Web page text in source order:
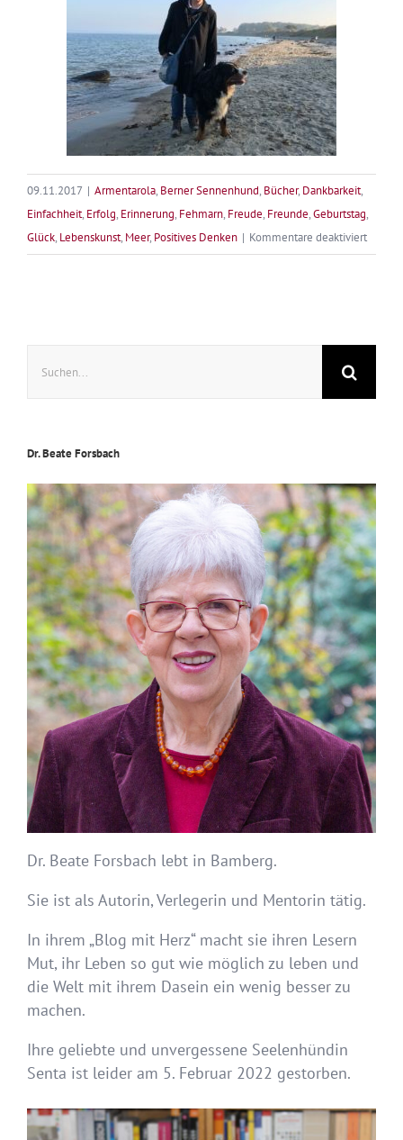
09.11.2017 | Armentarola,Berner Sennenhund,Bücher,Dankbarkeit,
Einfachheit,Erfolg,Erinnerung,Fehmarn,Freude,Freunde,Geburtstag,
Glück,Lebenskunst,Meer,Positives Denken | Kommentare deaktiviertfür
Senta
2017
nach:
Dr. Beate Forsbach
Dr. Beate Forsbach lebt in Bamberg.
Sie ist als Autorin, Verlegerin und Mentorin tätig.
In ihrem „Blog mit Herz“ macht sie ihren Lesern
Mut, ihr Leben so gut wie möglich zu leben und
die Welt mit ihrem Dasein ein wenig besser zu
machen.
Ihre geliebte und unvergessene Seelenhündin
Senta ist leider am 5. Februar 2022 gestorben.